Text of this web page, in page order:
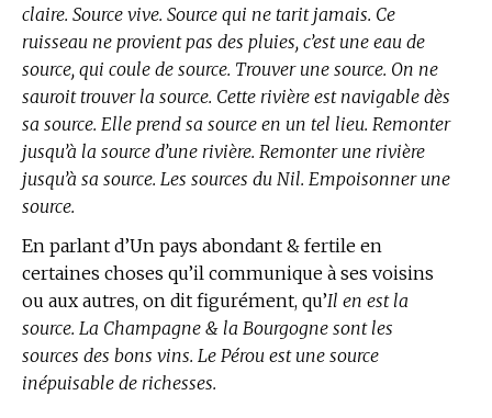
claire. Source vive. Source qui ne tarit jamais. Ce
ruisseau ne provient pas des pluies, c’est une eau de
source, qui coule de source. Trouver une source. On ne
sauroit trouver la source. Cette rivière est navigable dès
sa source. Elle prend sa source en un tel lieu. Remonter
jusqu’à la source d’une rivière. Remonter une rivière
jusqu’à sa source. Les sources du Nil. Empoisonner une
source.
En parlant d’Un pays abondant & fertile en
certaines choses qu’il communique à ses voisins
ou aux autres, on dit figurément, qu’Il en est la
source. La Champagne & la Bourgogne sont les
sources des bons vins. Le Pérou est une source
inépuisable de richesses.